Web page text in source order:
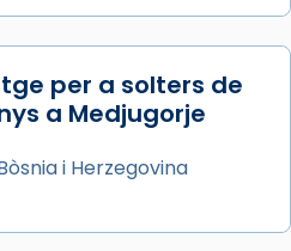
Juliana i
i màrtirs.
de sant Cugat, a
sorgeix la tradició
per a solters de
a Medjugorje
i Herzegovina